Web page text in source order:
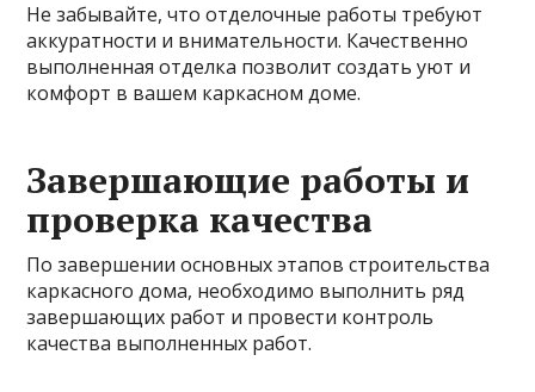
Не забывайте, что отделочные работы требуют
аккуратности и внимательности. Качественно
выполненная отделка позволит создать уют и
комфорт в вашем каркасном доме.
Завершающие работы и
проверка качества
По завершении основных этапов строительства
каркасного дома, необходимо выполнить ряд
завершающих работ и провести контроль
качества выполненных работ.